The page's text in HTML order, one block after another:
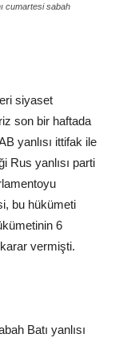
cumartesi sabah
siyaset
son bir haftada
yanlısı ittifak ile
Rus yanlısı parti
bu hükümeti
6
vermişti.
Batı yanlısı